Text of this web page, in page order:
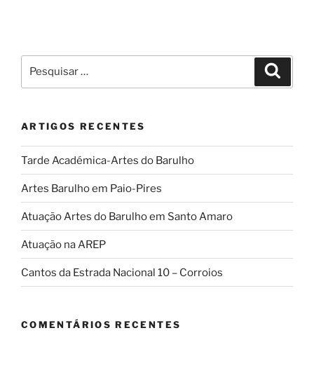
por:
ARTIGOS RECENTES
Tarde Académica-Artes do Barulho
Artes Barulho em Paio-Pires
Atuação Artes do Barulho em Santo Amaro
Atuação na AREP
Cantos da Estrada Nacional 10 – Corroios
COMENTÁRIOS RECENTES